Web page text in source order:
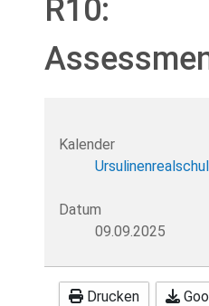
R10:
Kalender
Datum
09.09.2025
Drucken